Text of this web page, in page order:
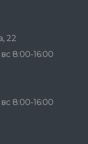
22
8:00-16:00
8:00-16:00